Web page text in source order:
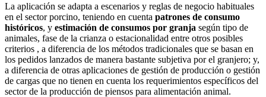
La aplicación se adapta a escenarios y reglas de negocio habituales
en el sector porcino, teniendo en cuenta patrones de consumo
históricos, y estimación de consumos por granja según tipo de
animales, fase de la crianza o estacionalidad entre otros posibles
criterios , a diferencia de los métodos tradicionales que se basan en
los pedidos lanzados de manera bastante subjetiva por el granjero; y,
a diferencia de otras aplicaciones de gestión de producción o gestión
de cargas que no tienen en cuenta los requerimientos específicos del
sector de la producción de piensos para alimentación animal.